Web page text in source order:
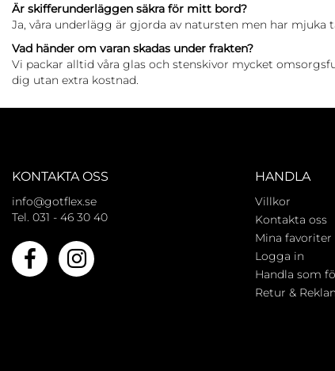
Är skifferunderläggen säkra för mitt bord?
Ja, våra underlägg är gjorda av natursten men har
Vad händer om varan skadas under frakten?
Vi packar alltid våra glas och stenskivor mycket
dig utan extra kostnad.
KONTAKTA OSS
info@gotflex.se
Tel. 031 - 46 30 40
HANDLA
Villkor
Kontakta oss
Mina favoriter
Logga in
Handla som
Retur &